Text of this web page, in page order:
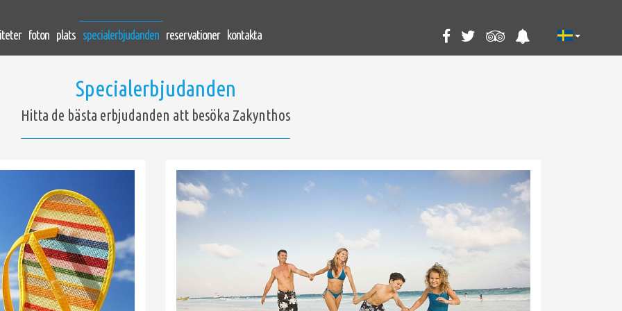
foton plats specialerbjudanden reservationer kontakta
Specialerbjudanden
Hitta de bästa erbjudanden att besöka Zakynthos